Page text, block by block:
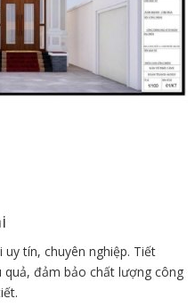
tín, chuyên nghiệp. Tiết
quả, đảm bảo chất lượng công